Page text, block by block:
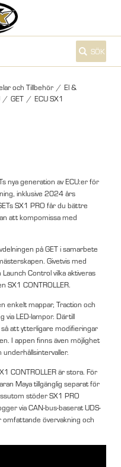
SÖK
och Tillbehör / El &
/ GET / ECU SX1
nya generation av ECU:er för
inklusive 2024 års
SX1 PRO får du bättre
att kompomissa med
på GET i samarbete
Givetvis med
Control vilka aktiveras
SX1 CONTROLLER.
enkelt mappar, Traction och
via LED-lampor. Därtill
att ytterligare modifieringar
I appen finns även möjlighet
underhållsintervaller.
CONTROLLER är stora. För
Maya tillgänglig separat för
stöder SX1 PRO
via CAN-bus-baserat UDS-
övervakning och